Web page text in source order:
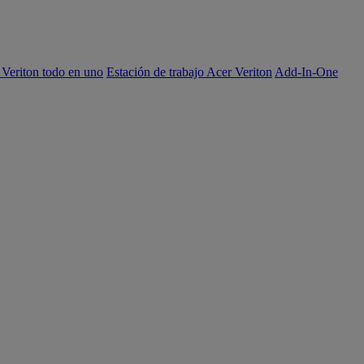
todo en uno Estación de trabajo Acer Veriton Add-In-One